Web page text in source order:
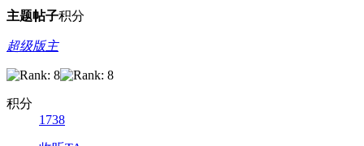
主题帖子积分
超级版主
积分
1738